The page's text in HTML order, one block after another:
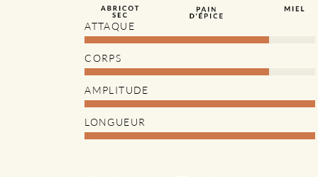
ATTAQUE
CORPS
AMPLITUDE
LONGUEUR